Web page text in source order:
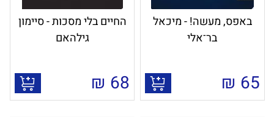
באפס, מעשה! - מיכאל
בר־אלי
65
₪
החיים בלי מסכות - סיימון
גילהאם
68
₪